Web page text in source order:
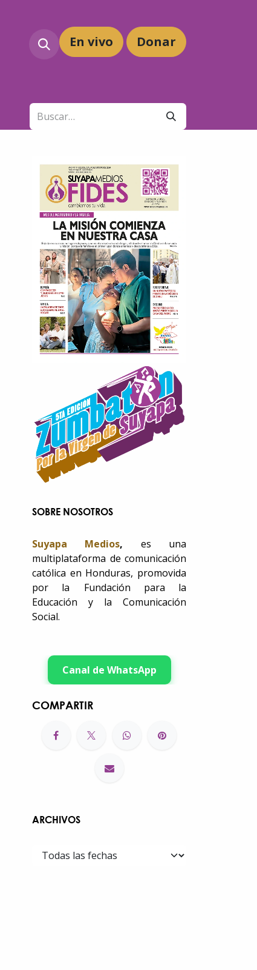
En vivo Donar
SOBRE NOSOTROS
Suyapa Medios, es una
multiplataforma de comunicación
católica en Honduras, promovida
por la Fundación para la
Educación y la Comunicación
Social.
Canal de WhatsApp
COMPARTIR
ARCHIVOS